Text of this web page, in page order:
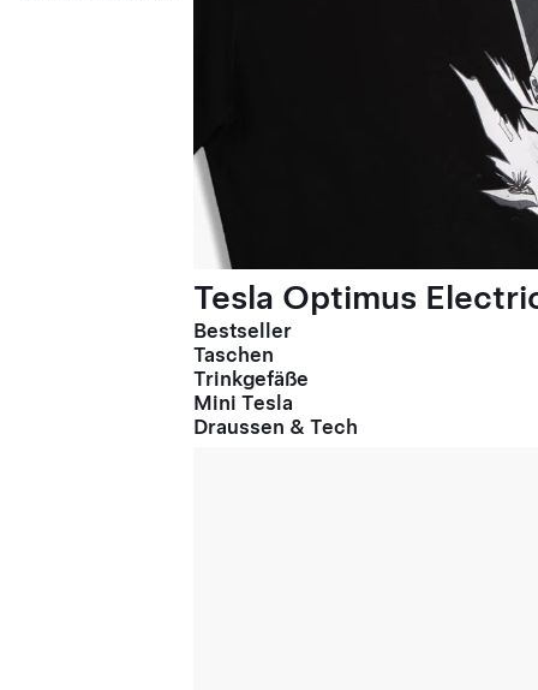
Tesla Optimus
Bestseller
Taschen
Trinkgefäße
Mini Tesla
Draussen & Tech